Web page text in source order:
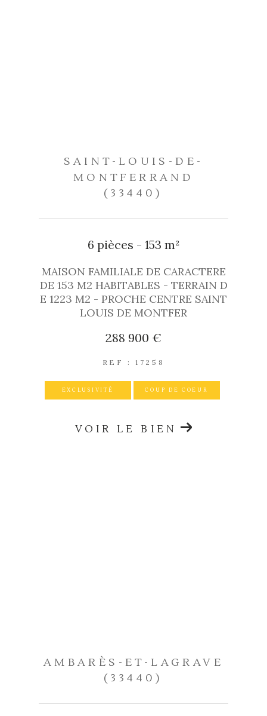
SAINT-LOUIS-DE-
MONTFERRAND
(33440)
6 pièces - 153 m²
MAISON FAMILIALE DE CARACTERE
DE 153 M2 HABITABLES - TERRAIN D
E 1223 M2 - PROCHE CENTRE SAINT
LOUIS DE MONTFER
288 900 €
REF : 17258
EXCLUSIVITÉ COUP DE COEUR
VOIR LE BIEN
AMBARÈS-ET-LAGRAVE
(33440)